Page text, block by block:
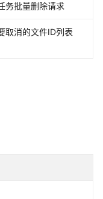
务批量删除请求
取消的文件ID列表